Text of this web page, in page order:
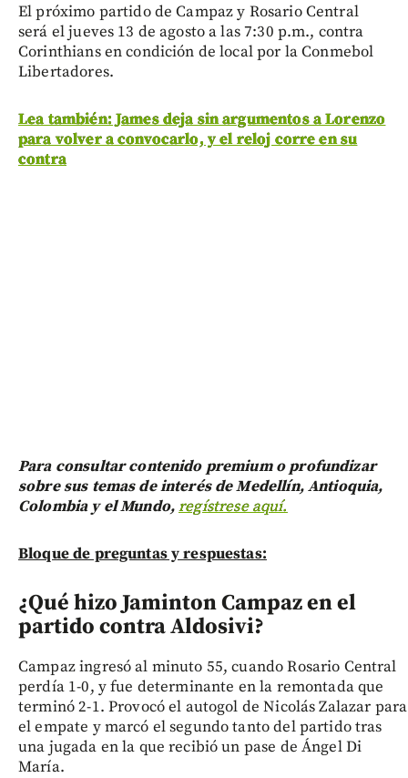
El próximo partido de Campaz y Rosario Central
será el jueves 13 de agosto a las 7:30 p.m., contra
Corinthians en condición de local por la Conmebol
Libertadores.
Lea también: James deja sin argumentos a Lorenzo
para volver a convocarlo, y el reloj corre en su
contra
Para consultar contenido premium o profundizar
sobre sus temas de interés de Medellín, Antioquia,
Colombia y el Mundo,regístrese aquí.
Bloque de preguntas y respuestas:
¿Qué hizo Jaminton Campaz en el
partido contra Aldosivi?
Campaz ingresó al minuto 55, cuando Rosario Central
perdía 1-0, y fue determinante en la remontada que
terminó 2-1. Provocó el autogol de Nicolás Zalazar para
el empate y marcó el segundo tanto del partido tras
una jugada en la que recibió un pase de Ángel Di
María.